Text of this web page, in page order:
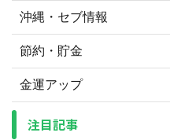
沖縄・セブ情報
節約・貯金
金運アップ
注目記事